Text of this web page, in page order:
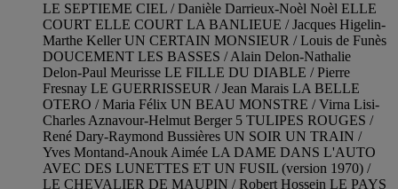
LE SEPTIEME CIEL / Danièle Darrieux-Noèl Noèl ELLE
COURT ELLE COURT LA BANLIEUE / Jacques Higelin-
Marthe Keller UN CERTAIN MONSIEUR / Louis de Funès
DOUCEMENT LES BASSES / Alain Delon-Nathalie
Delon-Paul Meurisse LE FILLE DU DIABLE / Pierre
Fresnay LE GUERRISSEUR / Jean Marais LA BELLE
OTERO / Maria Félix UN BEAU MONSTRE / Virna Lisi-
Charles Aznavour-Helmut Berger 5 TULIPES ROUGES /
René Dary-Raymond Bussières UN SOIR UN TRAIN /
Yves Montand-Anouk Aimée LA DAME DANS L'AUTO
AVEC DES LUNETTES ET UN FUSIL (version 1970) /
LE CHEVALIER DE MAUPIN / Robert Hossein LE PAYS